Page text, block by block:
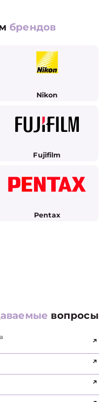
брендов
Nikon
Fujifilm
Pentax
вопросы